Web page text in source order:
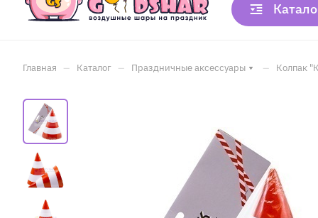
Главная – Каталог – Праздничные аксессуары – Колпак